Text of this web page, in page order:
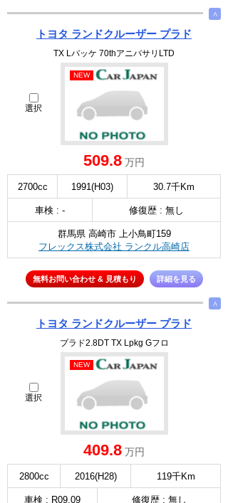
∧
トヨタ ランドクルーザー プラド
TX Lパッケ 70thアニバサリLTD
選択
NEW
509.8 万円
2700cc 1991(H03) 30.7千Km
車検 : - 修復歴 : 無し
群馬県 高崎市 上小鳥町159
フレックス株式会社 ランクル高崎店
無料お問い合わせ & 見積もり 詳細を見る
∧
トヨタ ランドクルーザー プラド
プラド2.8DT TX Lpkg Gフロ
選択
NEW
409.8 万円
2800cc 2016(H28) 119千Km
車検 : R09.09 修復歴 : 無し